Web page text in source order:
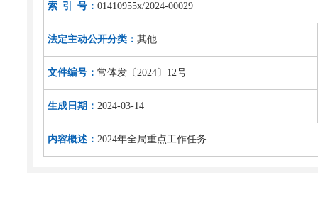
索 引 号： 01410955x/2024-00029
法定主动公开分类： 其他
文件编号： 常体发〔2024〕12号
生成日期： 2024-03-14
内容概述： 2024年全局重点工作任务